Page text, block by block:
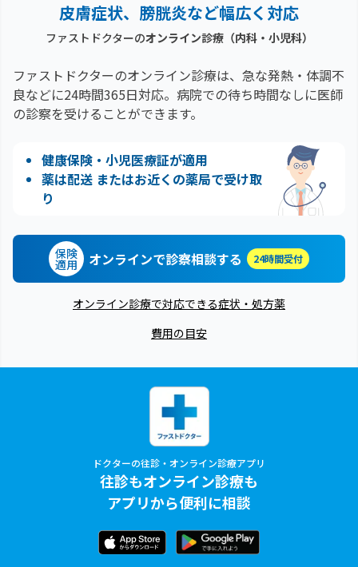
皮膚症状、膀胱炎など幅広く対応
ファストドクターのオンライン診療（内科・小児科）
ファストドクターのオンライン診療は、急な発熱・体調不
良などに24時間365日対応。 病院での待ち時間なしに医師
の診察を受けることができます。
健康保険・小児医療証が適用
薬は配送 またはお近くの薬局で受け取
り
保険
適用 オンラインで診察相談する 24時間受付
オンライン診療で対応できる症状・処方薬
費用の目安
ドクターの往診・オンライン診療アプリ
往診もオンライン診療も
アプリから便利に相談